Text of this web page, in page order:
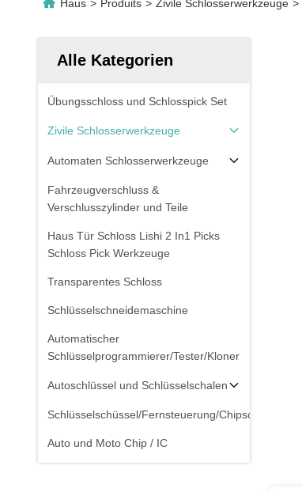
Haus > Produits > Zivile Schlosserwerkzeuge >
Alle Kategorien
Übungsschloss und Schlosspick Set
Zivile Schlosserwerkzeuge
Automaten Schlosserwerkzeuge
Fahrzeugverschluss &
Verschlusszylinder und Teile
Haus Tür Schloss Lishi 2 In1 Picks
Schloss Pick Werkzeuge
Transparentes Schloss
Schlüsselschneidemaschine
Automatischer
Schlüsselprogrammierer/Tester/Kloner
Autoschlüssel und Schlüsselschalen
Schlüsselschüssel/Fernsteuerung/Chipschlüssel
Auto und Moto Chip / IC